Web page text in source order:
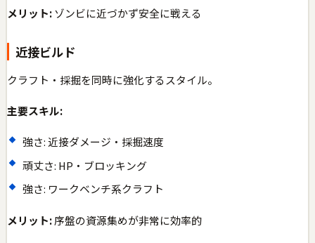
メリット:ゾンビに近づかず安全に戦える
近接ビルド
クラフト・採掘を同時に強化するスタイル。
主要スキル:
強さ: 近接ダメージ・採掘速度
頑丈さ: HP・ブロッキング
強さ: ワークベンチ系クラフト
メリット:序盤の資源集めが非常に効率的